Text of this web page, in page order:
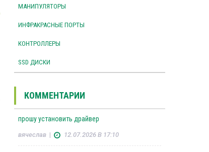
МАНИПУЛЯТОРЫ
ИНФРАКРАСНЫЕ ПОРТЫ
КОНТРОЛЛЕРЫ
SSD ДИСКИ
КОММЕНТАРИИ
прошу установить драйвер
вячеслав| 12.07.2026 В 17:10